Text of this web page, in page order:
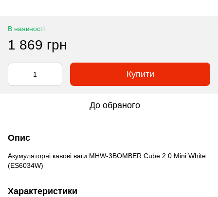
В наявності
1 869 грн
Купити
До обраного
Опис
Акумуляторні кавові ваги MHW-3BOMBER Cube 2.0 Mini White
(ES6034W)
Характеристики